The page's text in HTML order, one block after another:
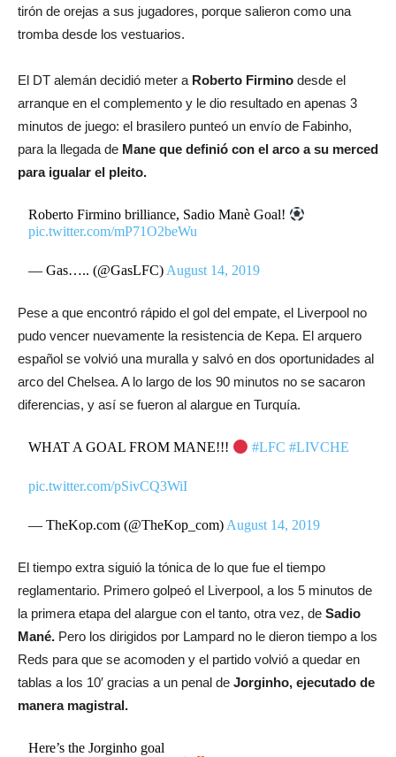
tirón de orejas a sus jugadores, porque salieron como una
tromba desde los vestuarios.
El DT alemán decidió meter a Roberto Firmino desde el
arranque en el complemento y le dio resultado en apenas 3
minutos de juego: el brasilero punteó un envío de Fabinho,
para la llegada de Mane que definió con el arco a su merced
para igualar el pleito.
Roberto Firmino brilliance, Sadio Manè Goal!
pic.twitter.com/mP71O2beWu
— Gas….. (@GasLFC) August 14, 2019
Pese a que encontró rápido el gol del empate, el Liverpool no
pudo vencer nuevamente la resistencia de Kepa. El arquero
español se volvió una muralla y salvó en dos oportunidades al
arco del Chelsea. A lo largo de los 90 minutos no se sacaron
diferencias, y así se fueron al alargue en Turquía.
WHAT A GOAL FROM MANE!!! #LFC #LIVCHE
pic.twitter.com/pSivCQ3WiI
— TheKop.com (@TheKop_com) August 14, 2019
El tiempo extra siguió la tónica de lo que fue el tiempo
reglamentario. Primero golpeó el Liverpool, a los 5 minutos de
la primera etapa del alargue con el tanto, otra vez, de Sadio
Mané. Pero los dirigidos por Lampard no le dieron tiempo a los
Reds para que se acomoden y el partido volvió a quedar en
tablas a los 10′ gracias a un penal de Jorginho, ejecutado de
manera magistral.
Here’s the Jorginho goal